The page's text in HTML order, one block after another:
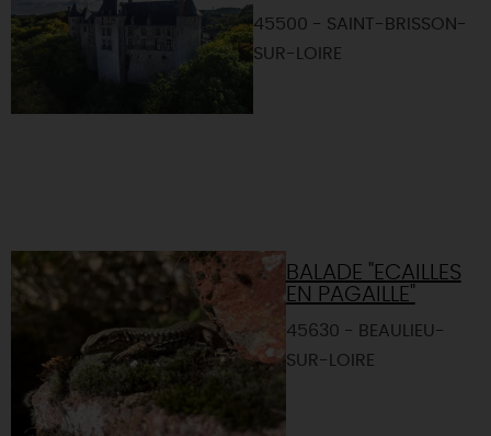
45500 - SAINT-BRISSON-
SUR-LOIRE
BALADE "ECAILLES
EN PAGAILLE"
45630 - BEAULIEU-
SUR-LOIRE